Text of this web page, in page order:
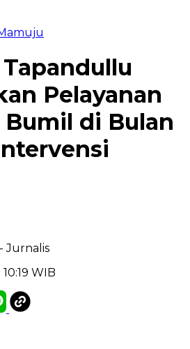
Pelayanan
di Bulan
- Jurnalis
WIB